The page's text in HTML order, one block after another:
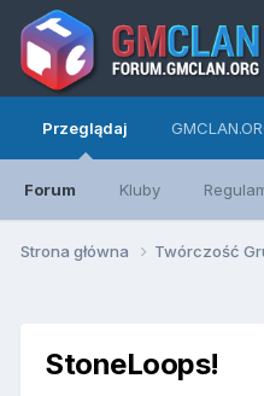
Przeglądaj
Forum Kluby
Strona główna Twórczość
StoneLoops!